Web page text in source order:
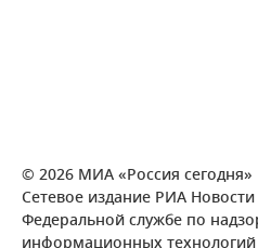
© 2026 МИА «Россия сегодня»
Сетевое издание РИА
Федеральной службе по